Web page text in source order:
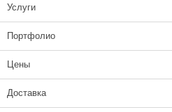
Услуги
Портфолио
Цены
Доставка